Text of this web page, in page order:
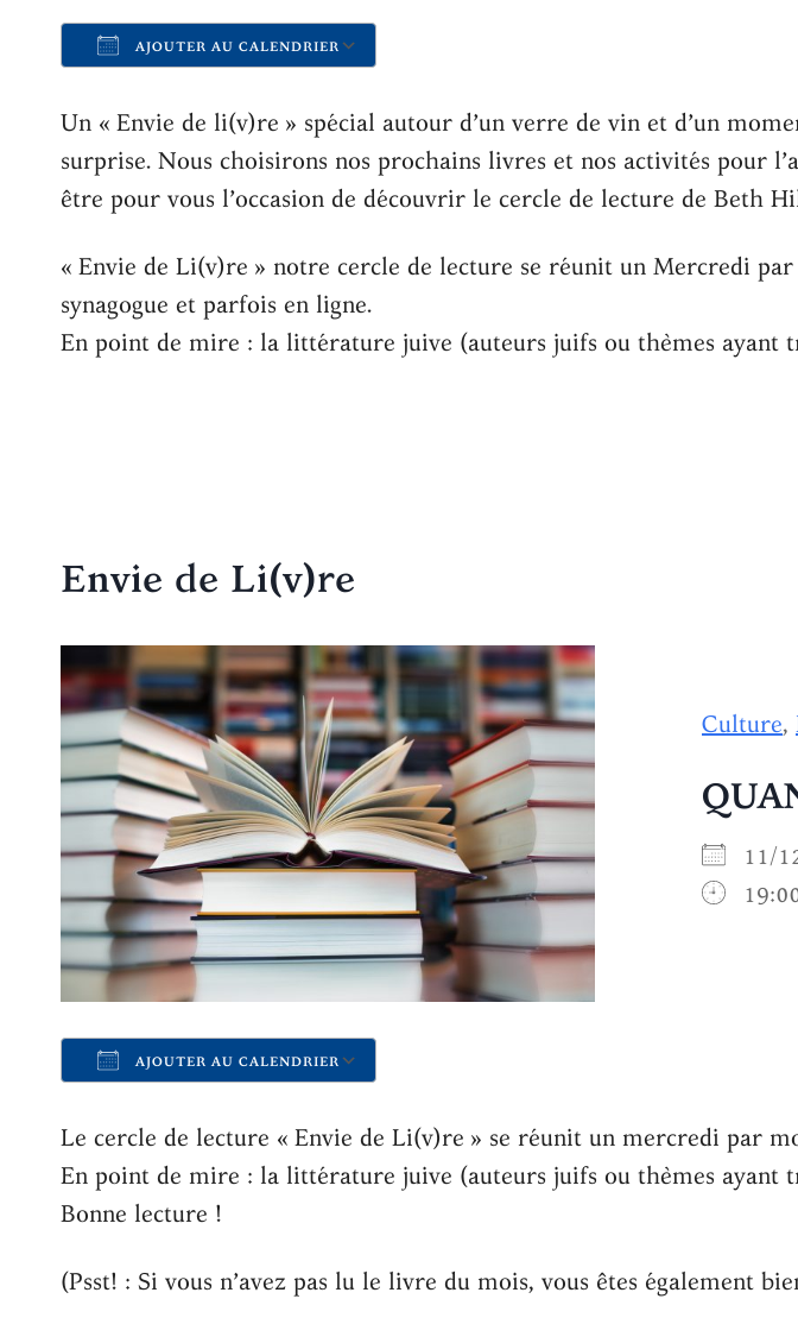
AJOUTER AU CALENDRIER
Télécharger ICS Calendrier Google
Un « Envie de li(v)re » spécial autour d’un verre de vin et d’un
surprise. Nous choisirons nos prochains livres et nos activités pour
être pour vous l’occasion de découvrir le cercle de lecture de Beth
« Envie de Li(v)re » notre cercle de lecture se réunit un Mercredi
synagogue et parfois en ligne.
En point de mire : la littérature juive (auteurs juifs ou thèmes ayant
Envie de Li(v)re
Culture,
11/
AJOUTER AU CALENDRIER
Télécharger ICS Calendrier Google iCalendar
Le cercle de lecture « Envie de Li(v)re » se réunit un mercredi par
En point de mire : la littérature juive (auteurs juifs ou thèmes ayant
Bonne lecture !
(Psst! : Si vous n’avez pas lu le livre du mois, vous êtes également